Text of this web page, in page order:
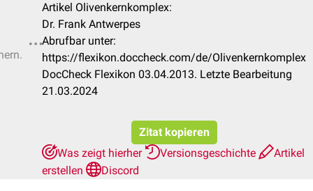
Artikel Olivenkernkomplex:
Dr. Frank Antwerpes
Abrufbar unter:
https://flexikon.doccheck.com/de/Olivenkernkomplex
DocCheck Flexikon 03.04.2013. Letzte Bearbeitung
21.03.2024
Zitat kopieren
Was zeigt hierher
Versionsgeschichte
Artikel
erstellen
Discord